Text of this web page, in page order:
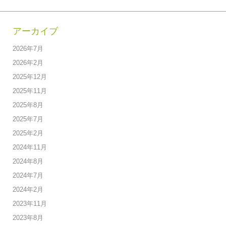
アーカイブ
2026年7月
2026年2月
2025年12月
2025年11月
2025年8月
2025年7月
2025年2月
2024年11月
2024年8月
2024年7月
2024年2月
2023年11月
2023年8月